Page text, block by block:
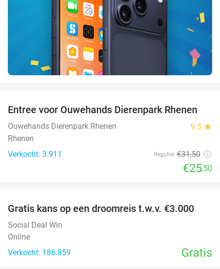
19%
Entree voor Ouwehands Dierenpark Rhenen
Ouwehands Dierenpark Rhenen 9.5 star
Rhenen
Verkocht: 3.911
Regulier €31,50
€25,50
Gratis kans op een droomreis t.w.v. €3.000
Social Deal Win
Online
Verkocht: 186.859
Gratis